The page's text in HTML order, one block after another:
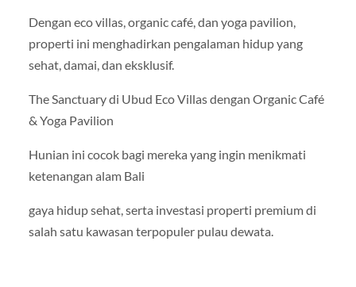
Dengan eco villas, organic café, dan yoga pavilion,
properti ini menghadirkan pengalaman hidup yang
sehat, damai, dan eksklusif.
The Sanctuary di Ubud Eco Villas dengan Organic Café
& Yoga Pavilion
Hunian ini cocok bagi mereka yang ingin menikmati
ketenangan alam Bali
gaya hidup sehat, serta investasi properti premium di
salah satu kawasan terpopuler pulau dewata.